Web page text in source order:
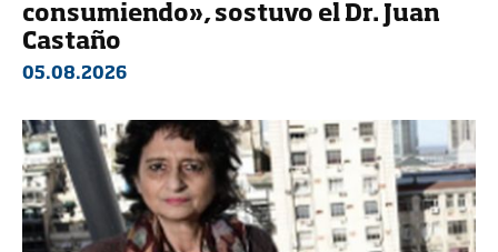
consumiendo», sostuvo el Dr. Juan
Castaño
05.08.2026